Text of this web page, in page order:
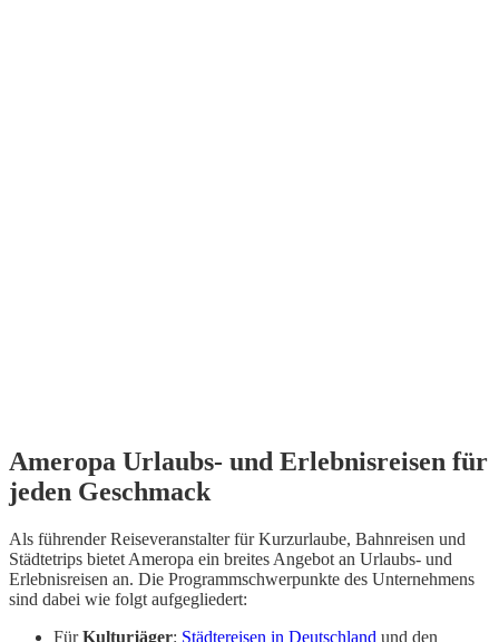
Ameropa Urlaubs- und Erlebnisreisen für
jeden Geschmack
Als führender Reiseveranstalter für Kurzurlaube, Bahnreisen und
Städtetrips bietet Ameropa ein breites Angebot an Urlaubs- und
Erlebnisreisen an. Die Programmschwerpunkte des Unternehmens
sind dabei wie folgt aufgegliedert:
FürKulturjäger: Städtereisen in Deutschland und den